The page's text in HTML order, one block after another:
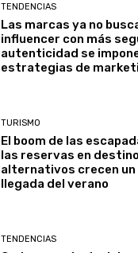
TENDENCIAS
Las marcas ya no
influencer con más
autenticidad se
estrategias de
TURISMO
El boom de las
las reservas en
alternativos crecen un
llegada del verano
TENDENCIAS